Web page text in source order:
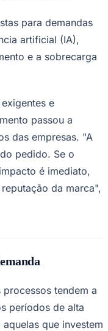
para demandas
artificial (IA),
e a sobrecarga
e
passou a
das empresas. "A
pedido. Se o
é imediato,
da marca",
processos tendem a
períodos de alta
que investem